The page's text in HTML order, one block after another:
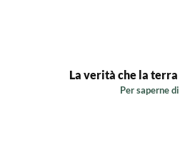
La verità che la terra
Per saperne